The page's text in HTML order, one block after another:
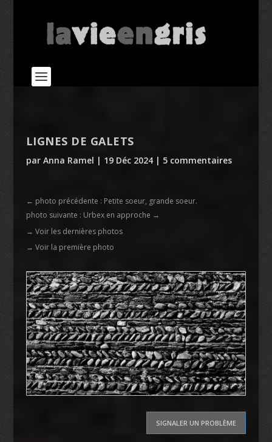
LIGNES DE GALETS
par Anna Ramel | 19 Déc 2024| 5 commentaires
← photo précédente : Petite soeur, grande soeur.
photo suivante : Urbex en approche →
→ Voir les dernières photos
→ Voir la première photo
SIGNALER UN PROBLÈME